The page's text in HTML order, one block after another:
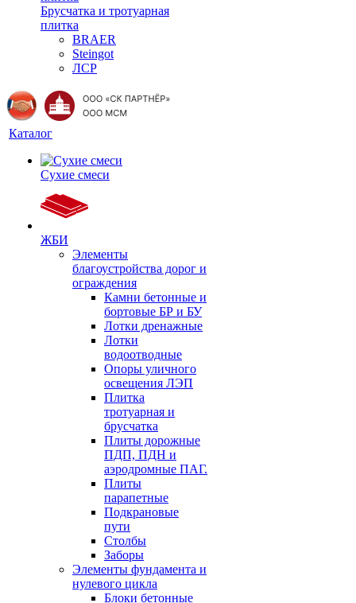
Брусчатка и тротуарная
плитка
BRAER
Steingot
ЛСР
Каталог
Сухие смеси
ЖБИ
Элементы
благоустройства дорог и
ограждения
Камни бетонные и
бортовые БР и БУ
Лотки дренажные
Лотки
водоотводные
Опоры уличного
освещения ЛЭП
Плитка
тротуарная и
брусчатка
Плиты дорожные
ПДП, ПДН и
аэродромные ПАГ.
Плиты
парапетные
Подкрановые
пути
Столбы
Заборы
Элементы фундамента и
нулевого цикла
Блоки бетонные